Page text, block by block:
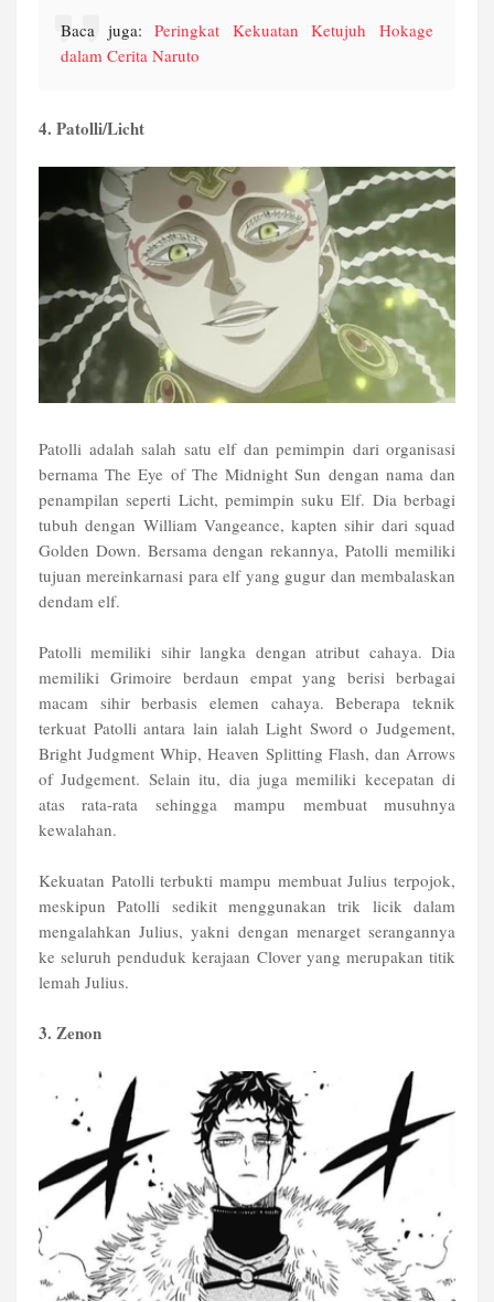
Baca juga:Peringkat Kekuatan Ketujuh Hokage
dalam Cerita Naruto
4. Patolli/Licht
Patolli adalah salah satu elf dan pemimpin dari organisasi
bernama The Eye of The Midnight Sun dengan nama dan
penampilan seperti Licht, pemimpin suku Elf. Dia berbagi
tubuh dengan William Vangeance, kapten sihir dari squad
Golden Down. Bersama dengan rekannya, Patolli memiliki
tujuan mereinkarnasi para elf yang gugur dan membalaskan
dendam elf.
Patolli memiliki sihir langka dengan atribut cahaya. Dia
memiliki Grimoire berdaun empat yang berisi berbagai
macam sihir berbasis elemen cahaya. Beberapa teknik
terkuat Patolli antara lain ialah Light Sword o Judgement,
Bright Judgment Whip, Heaven Splitting Flash, dan Arrows
of Judgement. Selain itu, dia juga memiliki kecepatan di
atas rata-rata sehingga mampu membuat musuhnya
kewalahan.
Kekuatan Patolli terbukti mampu membuat Julius terpojok,
meskipun Patolli sedikit menggunakan trik licik dalam
mengalahkan Julius, yakni dengan menarget serangannya
ke seluruh penduduk kerajaan Clover yang merupakan titik
lemah Julius.
3. Zenon